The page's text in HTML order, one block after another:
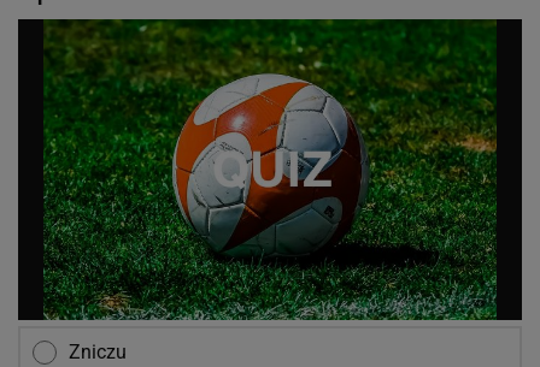
Zniczu